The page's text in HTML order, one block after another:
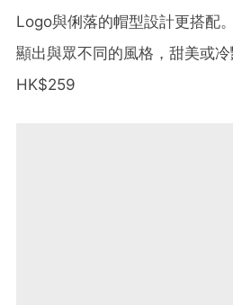
Logo與俐落的帽型設計更搭配
顯出與眾不同的風格，甜美或冷
HK$259